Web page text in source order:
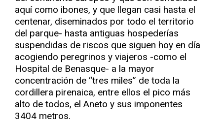
aquí como ibones, y que llegan casi hasta el
centenar, diseminados por todo el territorio
del parque- hasta antiguas hospederías
suspendidas de riscos que siguen hoy en día
acogiendo peregrinos y viajeros -como el
Hospital de Benasque- a la mayor
concentración de “tres miles” de toda la
cordillera pirenaica, entre ellos el pico más
alto de todos, el Aneto y sus imponentes
3404 metros.